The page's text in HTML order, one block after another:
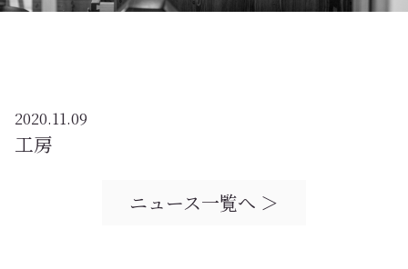
2020.11.09
工房
ニュース一覧へ ＞